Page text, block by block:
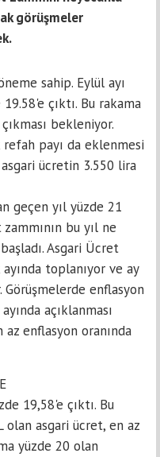
görüşmeler
sahip. Eylül ayı
çıktı. Bu rakama
bekleniyor.
payı da eklenmesi
ücretin 3.550 lira
geçen yıl yüzde 21
bu yıl ne
Asgari Ücret
toplanıyor ve ay
Görüşmelerde enflasyon
açıklanması
enflasyon oranında
19,58'e çıktı. Bu
olan asgari ücret, en az
yüzde 20 olan